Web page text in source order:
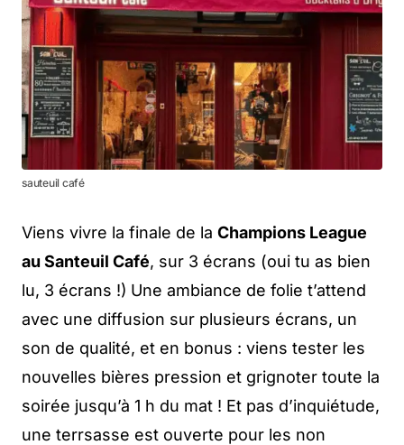
sauteuil café
Viens vivre la finale de la Champions League
au Santeuil Café, sur 3 écrans (oui tu as bien
lu, 3 écrans !) Une ambiance de folie t’attend
avec une diffusion sur plusieurs écrans, un
son de qualité, et en bonus : viens tester les
nouvelles bières pression et grignoter toute la
soirée jusqu’à 1 h du mat ! Et pas d’inquiétude,
une terrsasse est ouverte pour les non